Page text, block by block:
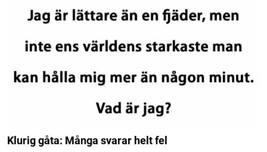
Klurig gåta: Många svarar helt fel